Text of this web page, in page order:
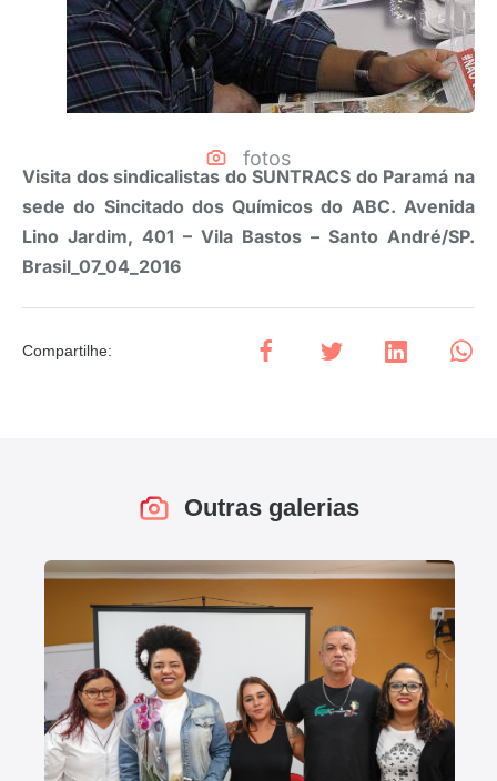
fotos
Visita dos sindicalistas do SUNTRACS do Paramá na
sede do Sincitado dos Químicos do ABC. Avenida
Lino Jardim, 401 – Vila Bastos – Santo André/SP.
Brasil_07_04_2016
Compartilhe:
Outras galerias